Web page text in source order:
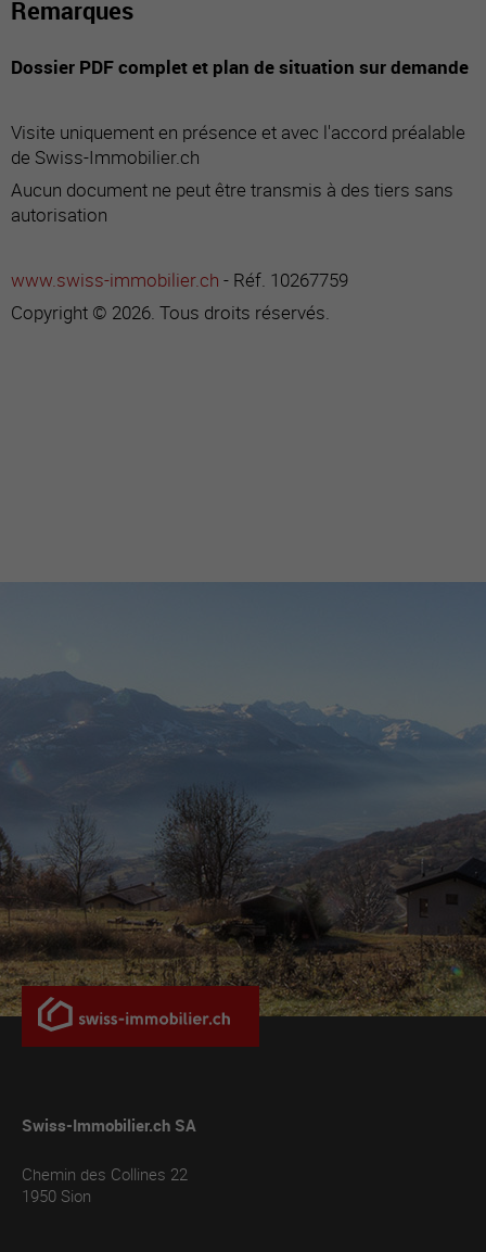
Remarques
Dossier PDF complet et plan de situation sur demande
Visite uniquement en présence et avec l'accord préalable
de Swiss-Immobilier.ch
Aucun document ne peut être transmis à des tiers sans
autorisation
www.swiss-immobilier.ch - Réf. 10267759
Copyright © 2026. Tous droits réservés.
Swiss-Immobilier.ch SA
Chemin des Collines 22
1950 Sion